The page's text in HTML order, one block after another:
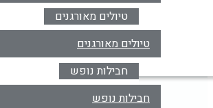
טיולים מאורגנים
טיולים מאורגנים
חבילות נופש
חבילות נופש
מאורגנים
טיול מאורגן לאוזבקיסטן